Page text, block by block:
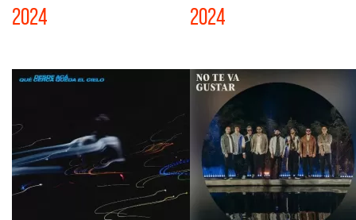
2024 2024